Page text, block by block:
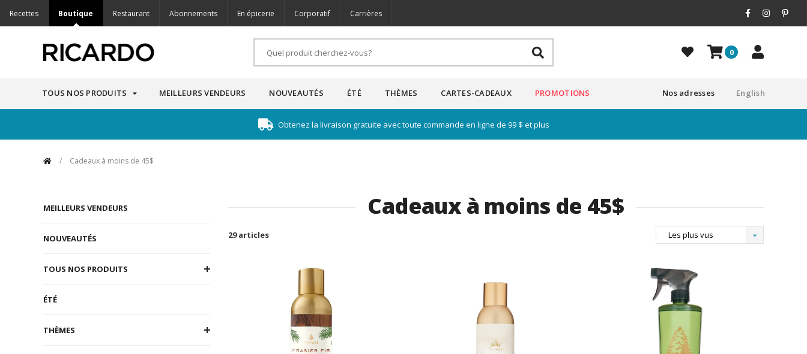
Recettes Boutique Restaurant Abonnements En épicerie Corporatif Carrières
0
TOUS NOS PRODUITS MEILLEURS VENDEURS NOUVEAUTÉS ÉTÉ THÈMES CARTES-CADEAUX PROMOTIONS English
Nos adresses
Obtenez la livraison gratuite avec toute commande en ligne de 99 $ et plus
/ Cadeaux à moins de 45$
MEILLEURS VENDEURS
NOUVEAUTÉS
TOUS NOS PRODUITS
ÉTÉ
THÈMES
Cadeaux à moins de 45$
29 articles Les plus vus